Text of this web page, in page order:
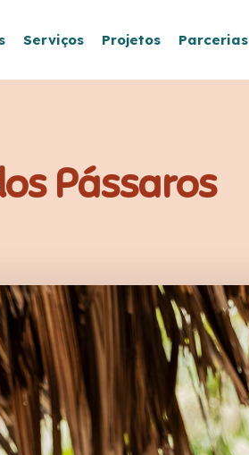
Serviços Projetos Parcerias
Pássaros